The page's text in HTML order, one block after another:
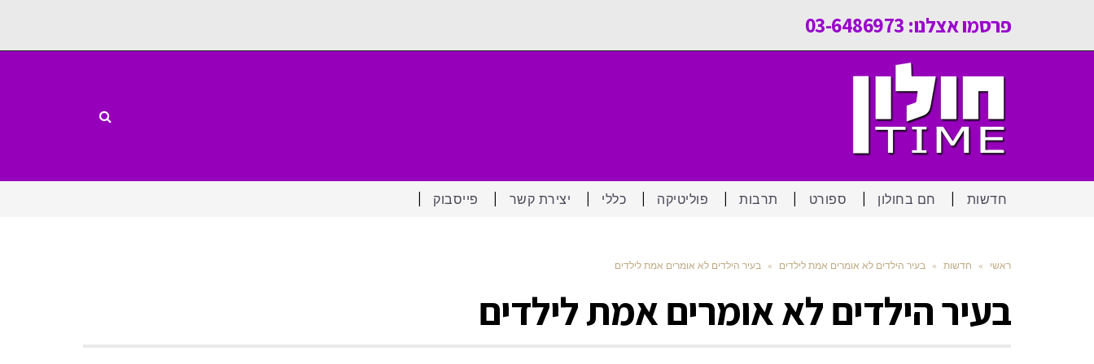
פרסמו אצלנו: 03-6486973
חדשות חם בחולון ספורט תרבות פוליטיקה כללי יצירת קשר פייסבוק
ראשי » חדשות » בעיר הילדים לא אומרים אמת לילדים » בעיר הילדים לא אומרים אמת לילדים
בעיר הילדים לא אומרים אמת לילדים